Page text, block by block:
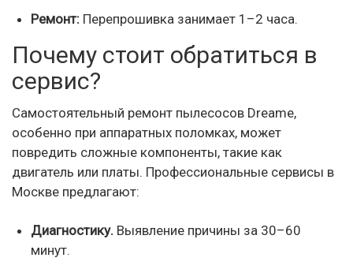
Ремонт: Перепрошивка занимает 1–2 часа.
Почему стоит обратиться в
сервис?
Самостоятельный ремонт пылесосов Dreame,
особенно при аппаратных поломках, может
повредить сложные компоненты, такие как
двигатель или платы. Профессиональные сервисы в
Москве предлагают:
Диагностику. Выявление причины за 30–60
минут.